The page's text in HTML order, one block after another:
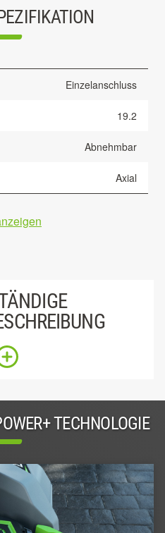
Einzelanschluss
19.2
Abnehmbar
Axial
TECHNOLOGIE